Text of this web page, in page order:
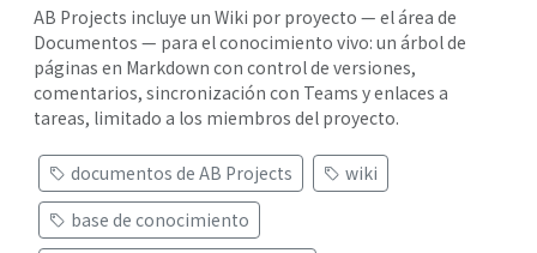
AB Projects incluye un Wiki por proyecto — el área de
Documentos — para el conocimiento vivo: un árbol de
páginas en Markdown con control de versiones,
comentarios, sincronización con Teams y enlaces a
tareas, limitado a los miembros del proyecto.
documentos de AB Projects
wiki
base de conocimiento